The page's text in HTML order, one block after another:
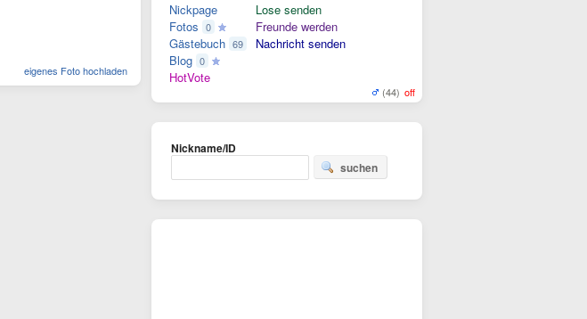
eigenes Foto hochladen
Nickpage
Fotos 0
Gästebuch 69
Blog 0
HotVote
Lose senden
Freunde werden
Nachricht senden
(44) off
Nickname/ID
suchen